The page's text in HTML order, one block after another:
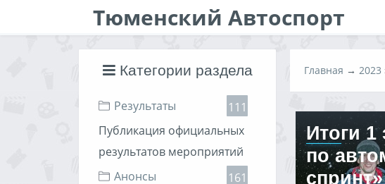
Тюменский Автоспорт
Категории раздела
Результаты
111
Публикация официальных
результатов мероприятий
Анонсы
161
Главная → 2023
Итоги
по
спринт»